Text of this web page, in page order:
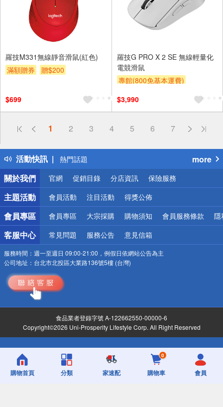
羅技M331無線靜音滑鼠(紅色)
滿額贈券
贈$200
$699
羅技G PRO X 2 SE 無線輕量化
電競滑鼠
專館(800免基本運費)
$3,990
1 2 3 4 5 6 7
活動快訊
偏遠地區配送
得獎公告
熱門話題
銀行優惠
偏遠地區配送
詐騙網頁！請小心！
more
關於我們
官網 促銷目錄 分店資訊 保險服務
主題活動 會員活動 注目活動 得獎公佈
會員專區 會員專區 大宗採購 購物須知 會員服務條款 隱
客服中心 常見問題 服務公告 意見信箱
服務時間： 週一至週日 09:00-21:00，例假日依網站公告為主
公司地址： 台北市北投區大業路136號5樓 (台灣)
食品業者登錄字號 A-122662550-00000-6
Copyright©2026 Uni-Prosperity Lifestyle Corp. All Right Reserved
購物首頁 分類 家速配
0
購物車 會員